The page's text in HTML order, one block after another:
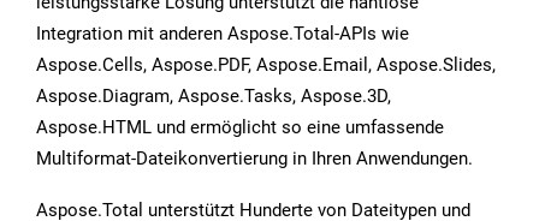
Integration mit anderen Aspose.Total-APIs wie
Aspose.Cells, Aspose.PDF, Aspose.Email, Aspose.Slides,
Aspose.Diagram, Aspose.Tasks, Aspose.3D,
Aspose.HTML und ermöglicht so eine umfassende
Multiformat-Dateikonvertierung in Ihren Anwendungen.
Aspose.Total unterstützt Hunderte von Dateitypen und